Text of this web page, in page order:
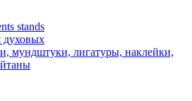
stands
духовых
мундштуки, лигатуры, наклейки,